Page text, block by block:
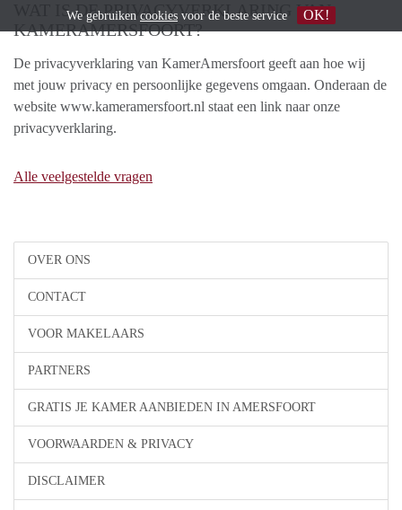
OVER ONS
CONTACT
VOOR MAKELAARS
PARTNERS
GRATIS JE KAMER AANBIEDEN IN AMERSFOORT
VOORWAARDEN & PRIVACY
DISCLAIMER
WAT IS DE PRIVACYVERKLARING VAN
KAMERAMERSFOORT?
De privacyverklaring van KamerAmersfoort geeft aan hoe wij
met jouw privacy en persoonlijke gegevens omgaan. Onderaan de
website www.kameramersfoort.nl staat een link naar onze
privacyverklaring.
Alle veelgestelde vragen
We gebruiken cookies voor de beste service OK!